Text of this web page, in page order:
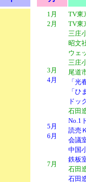
1月
2月
3月
4月
5月
6月
7月
TV東
TV東
三庄
昭文
ウェ
三庄
尾道
「光
「ひ
ドッ
石田
No.1
読売
会議
中国
鉄板
石田
石田